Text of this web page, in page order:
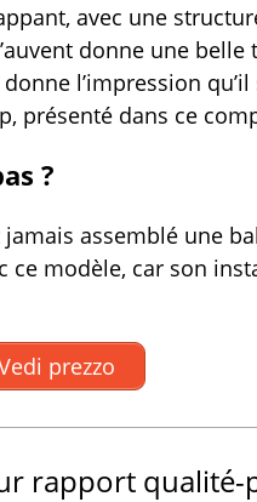
avec une
donne une belle
l’impression qu’il
présenté dans ce
?
jamais assemblé une
modèle, car son
prezzo
rapport qualité-